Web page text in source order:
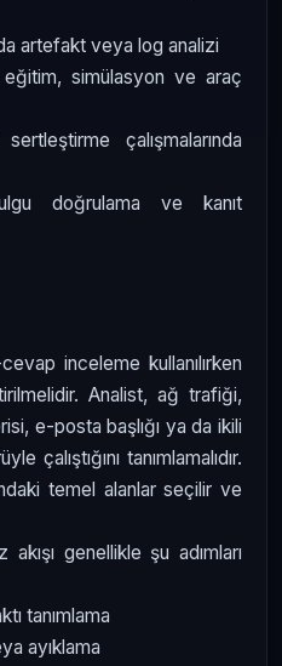
artefakt veya log analizi
eğitim, simülasyon ve araç
çalışmalarında
doğrulama ve kanıt
inceleme kullanılırken
Analist, ağ trafiği,
e-posta başlığı ya da ikili
çalıştığını tanımlamalıdır.
temel alanlar seçilir ve
genellikle şu adımları
tanımlama
ayıklama